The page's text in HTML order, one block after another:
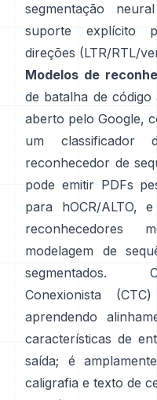
segmentação
suporte explícito
direções (LTR/RTL/
Modelos de
de batalha de código
aberto pelo Google,
um classificador
reconhecedor de
pode emitir PDFs
para hOCR/ALTO, e
reconhecedores
modelagem de
segmentados.
Conexionista (CTC)
aprendendo
características de
saída; é
caligrafia e texto de